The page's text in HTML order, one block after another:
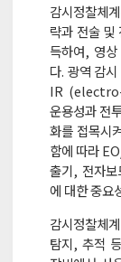
감시정찰체
략과 전술 및
득하여, 영
다. 광역 감
IR
운용성과 전
화를 접목시
함에 따라
출기, 전자보
에 대한 중요
감시정찰체
탐지, 추적